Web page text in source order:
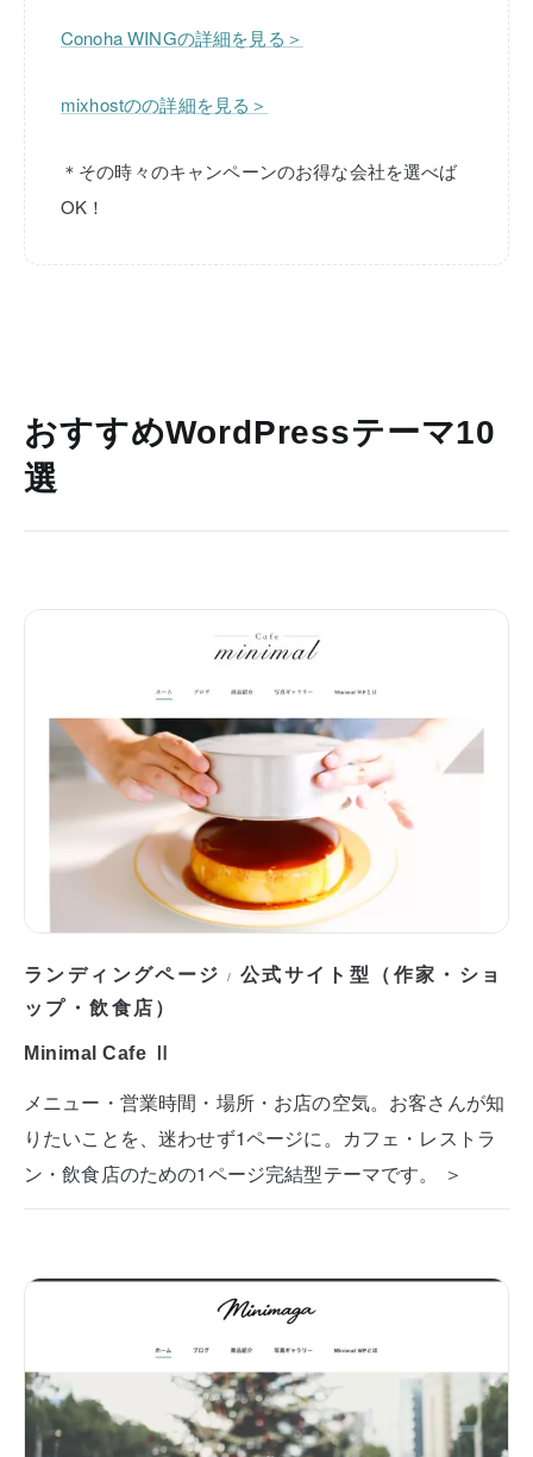
Conoha WINGの詳細を見る＞
mixhostのの詳細を見る＞
＊その時々のキャンペーンのお得な会社を選べば
OK！
おすすめWordPressテーマ10
選
ランディングページ / 公式サイト型（作家・ショ
ップ・飲食店）
Minimal Cafe Ⅱ
メニュー・営業時間・場所・お店の空気。お客さんが知
りたいことを、迷わせず1ページに。カフェ・レストラ
ン・飲食店のための1ページ完結型テーマです。 ＞